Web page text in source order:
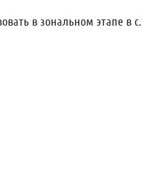
в зональном этапе в